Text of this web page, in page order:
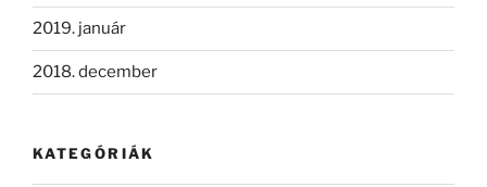
2019. január
2018. december
KATEGÓRIÁK